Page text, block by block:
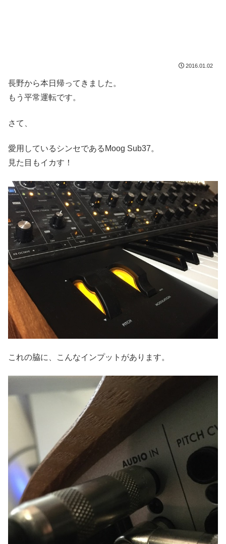
2016.01.02
長野から本日帰ってきました。
もう平常運転です。
さて、
愛用しているシンセであるMoog Sub37。
見た目もイカす！
これの脇に、こんなインプットがあります。